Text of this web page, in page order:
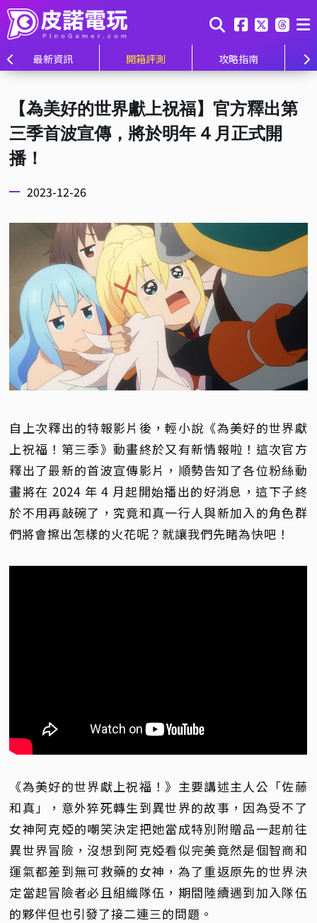
最新資訊 開箱評測 攻略指南
【為美好的世界獻上祝福】官方釋出第
三季首波宣傳，將於明年 4 月正式開
播！
2023-12-26
自上次釋出的特報影片後，輕小說《為美好的世界獻
上祝福！第三季》動畫終於又有新情報啦！這次官方
釋出了最新的首波宣傳影片，順勢告知了各位粉絲動
畫將在 2024 年 4 月起開始播出的好消息，這下子終
於不用再敲碗了，究竟和真一行人與新加入的角色群
們將會擦出怎樣的火花呢？就讓我們先睹為快吧！
《為美好的世界獻上祝福！》主要講述主人公「佐藤
和真」，意外猝死轉生到異世界的故事，因為受不了
女神阿克婭的嘲笑決定把她當成特別附贈品一起前往
異世界冒險，沒想到阿克婭看似完美竟然是個智商和
運氣都差到無可救藥的女神，為了重返原先的世界決
定當起冒險者必且組織隊伍，期間陸續遇到加入隊伍
的夥伴但也引發了接二連三的問題。